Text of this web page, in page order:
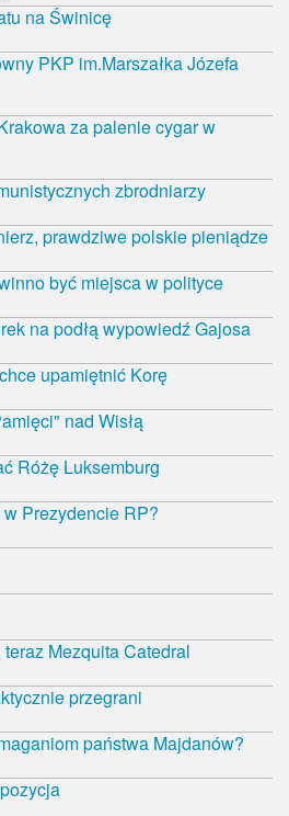
na Świnicę
PKP im.Marszałka Józefa
za palenie cygar w
zbrodniarzy
prawdziwe polskie pieniądze
być miejsca w polityce
na podłą wypowiedź Gajosa
upamiętnić Korę
nad Wisłą
Różę Luksemburg
w Prezydencie RP?
Mezquita Catedral
przegrani
państwa Majdanów?